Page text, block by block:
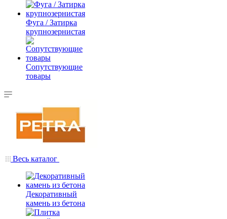
Фуга / Затирка
крупнозернистая
Сопутствующие
товары
Весь каталог
Декоративный
камень из бетона